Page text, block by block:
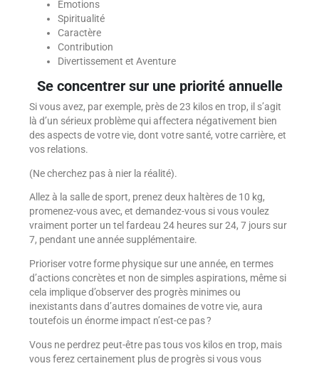
Émotions
Spiritualité
Caractère
Contribution
Divertissement et Aventure
Se concentrer sur une priorité annuelle
Si vous avez, par exemple, près de 23 kilos en trop, il s’agit
là d’un sérieux problème qui affectera négativement bien
des aspects de votre vie, dont votre santé, votre carrière, et
vos relations.
(Ne cherchez pas à nier la réalité).
Allez à la salle de sport, prenez deux haltères de 10 kg,
promenez-vous avec, et demandez-vous si vous voulez
vraiment porter un tel fardeau 24 heures sur 24, 7 jours sur
7, pendant une année supplémentaire.
Prioriser votre forme physique sur une année, en termes
d’actions concrètes et non de simples aspirations, même si
cela implique d’observer des progrès minimes ou
inexistants dans d’autres domaines de votre vie, aura
toutefois un énorme impact n’est-ce pas ?
Vous ne perdrez peut-être pas tous vos kilos en trop, mais
vous ferez certainement plus de progrès si vous vous